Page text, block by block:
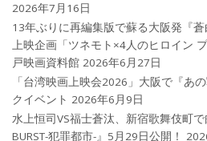
2026年7月16日
13年ぶりに再編集版で蘇る大阪発『
上映企画「ツネモト×4人のヒロイン
戸映画資料館 2026年6月27日
「台湾映画上映会2026」大阪で『あ
クイベント 2026年6月9日
水上恒司VS福士蒼汰、新宿歌舞伎町
BURST-犯罪都市-』5月29日公開！